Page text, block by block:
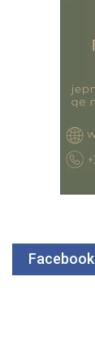
Facebook